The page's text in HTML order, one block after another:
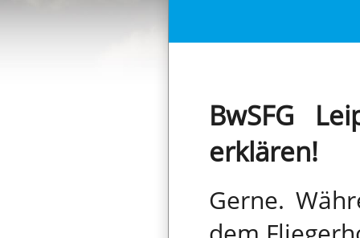
BwSFG
erklären!
Gerne.